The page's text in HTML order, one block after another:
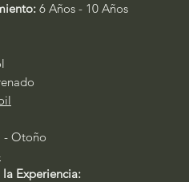
6 Años - 10 Años
- Otoño
Experiencia: